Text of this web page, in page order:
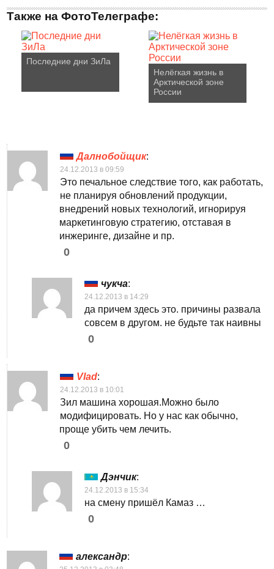
Также на ФотоТелеграфе:
Последние дни ЗиЛа
Нелёгкая жизнь в
Арктической зоне
России
Далнобойщик:
24.12.2013 в 09:59
Это печальное следствие того, как работать,
не планируя обновлений продукции,
внедрений новых технологий, игнорируя
маркетинговую стратегию, отставая в
инжеринге, дизайне и пр.
0
чукча:
24.12.2013 в 14:29
да причем здесь это. причины развала
совсем в другом. не будьте так наивны
0
Vlad:
24.12.2013 в 10:01
Зил машина хорошая.Можно было
модифицировать. Но у нас как обычно,
проще убить чем лечить.
0
Дэнчик:
24.12.2013 в 15:34
на смену пришёл Камаз …
0
александр: